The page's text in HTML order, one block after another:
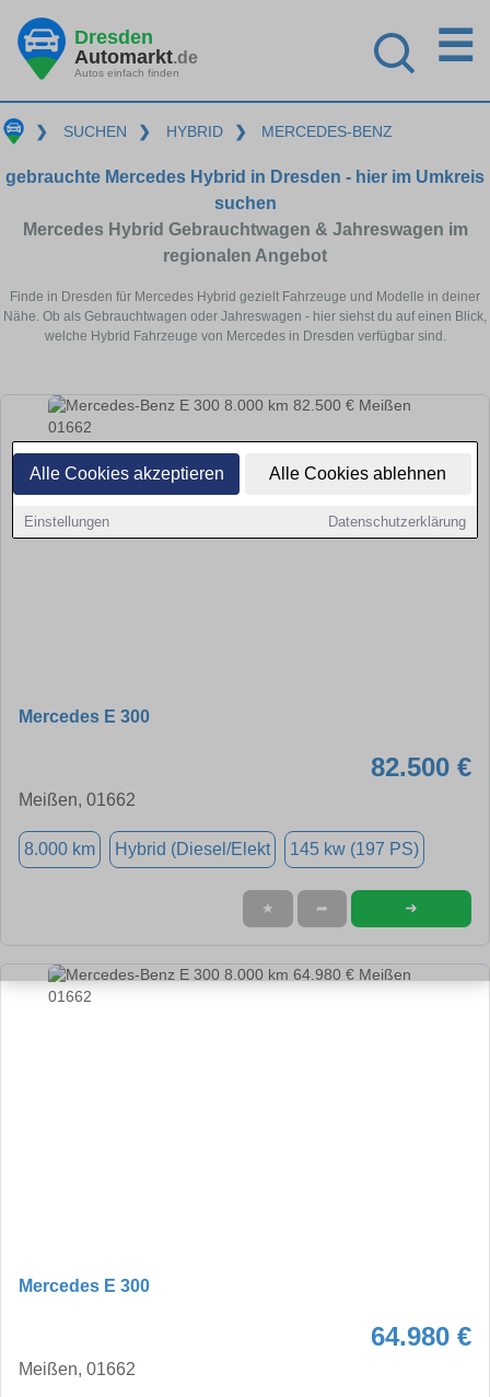
Alle Cookies akzeptieren Alle Cookies ablehnen
Einstellungen Datenschutzerklärung
Dresden
Automarkt.de
Autos einfach finden
☰
❯ SUCHEN ❯ HYBRID ❯ MERCEDES-BENZ
gebrauchte Mercedes Hybrid in Dresden - hier im Umkreis
suchen
Mercedes Hybrid Gebrauchtwagen & Jahreswagen im
regionalen Angebot
Finde in Dresden für Mercedes Hybrid gezielt Fahrzeuge und Modelle in deiner
Nähe. Ob als Gebrauchtwagen oder Jahreswagen - hier siehst du auf einen Blick,
welche Hybrid Fahrzeuge von Mercedes in Dresden verfügbar sind.
Mercedes E 300
82.500 €
Meißen, 01662
8.000 km Hybrid (Diesel/Elekt 145 kw (197 PS)
★ ➦ ➜
Mercedes E 300
64.980 €
Meißen, 01662